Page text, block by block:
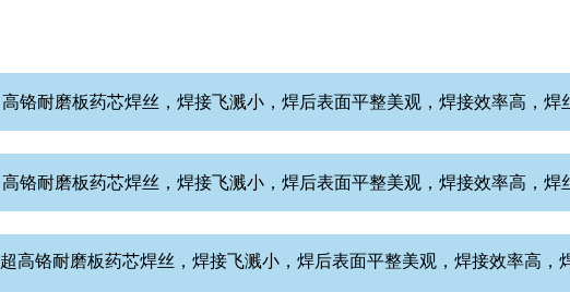
高铬耐磨板药芯焊丝，焊接飞溅小，焊后表面平整美观，焊接效率高，焊
高铬耐磨板药芯焊丝，焊接飞溅小，焊后表面平整美观，焊接效率高，焊
超高铬耐磨板药芯焊丝，焊接飞溅小，焊后表面平整美观，焊接效率高，